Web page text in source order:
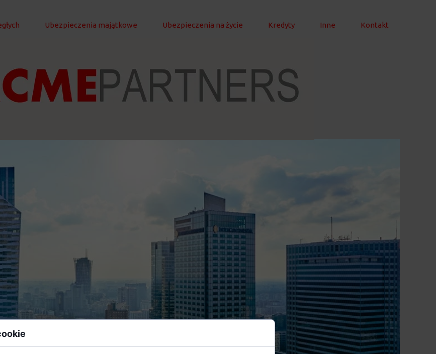
Ubezpieczenia majątkowe Ubezpieczenia na życie Kredyty Inne Kontakt